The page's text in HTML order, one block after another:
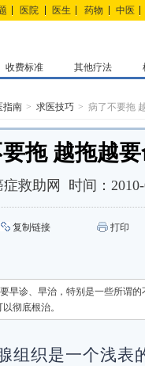
医院 医生 药物 中医
收费标准 其他疗法
指南 求医技巧 病了不要拖
拖 越拖越
症救助网 时间：
复制链接 打印
早诊、早治，特别是一些所谓
彻底根治。
组织是一个浅表